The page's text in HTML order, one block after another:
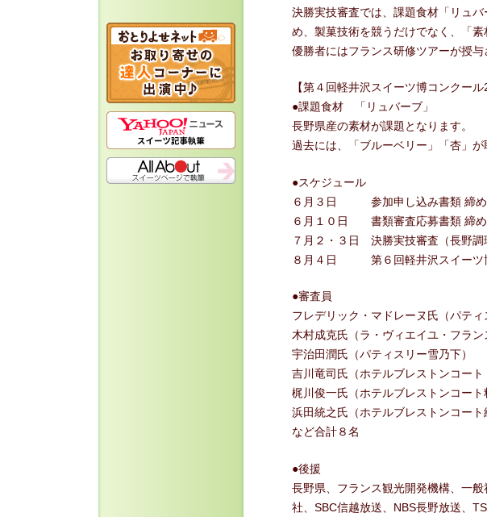
決勝実技審査では、課題食材「リュ
め、製菓技術を競うだけでなく、「
優勝者にはフランス研修ツアーが授与
【第４回軽井沢スイーツ博コンクール
●課題食材 「リュバーブ」
長野県産の素材が課題となります。
過去には、「ブルーベリー」「杏」が
●スケジュール
６月３日 参加申し込み書類 締め
６月１０日 書類審査応募書類 締め
７月２・３日 決勝実技審査（長野調
８月４日 第６回軽井沢スイーツ
●審査員
フレデリック・マドレーヌ氏（パティ
木村成克氏（ラ・ヴィエイユ・フラン
宇治田潤氏（パティスリー雪乃下）
吉川竜司氏（ホテルブレストンコート
梶川俊一氏（ホテルブレストンコー
浜田統之氏（ホテルブレストンコート
など合計８名
●後援
長野県、フランス観光開発機構、一
社、SBC信越放送、NBS長野放送、